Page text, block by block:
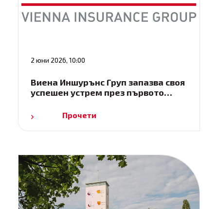
2 юни 2026, 10:00
Виена Иншурънс Груп запазва своя
успешен устрем през първото…
Прочети